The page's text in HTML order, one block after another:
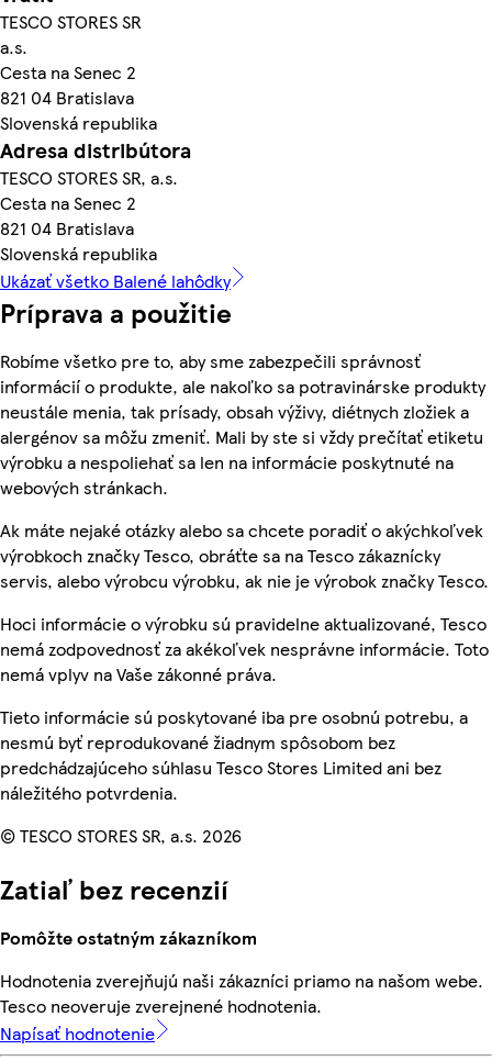
TESCO STORES SR
a.s.
Cesta na Senec 2
821 04 Bratislava
Slovenská republika
Adresa distribútora
TESCO STORES SR, a.s.
Cesta na Senec 2
821 04 Bratislava
Slovenská republika
Ukázať všetko Balené lahôdky
Príprava a použitie
Robíme všetko pre to, aby sme zabezpečili správnosť
informácií o produkte, ale nakoľko sa potravinárske produkty
neustále menia, tak prísady, obsah výživy, diétnych zložiek a
alergénov sa môžu zmeniť. Mali by ste si vždy prečítať etiketu
výrobku a nespoliehať sa len na informácie poskytnuté na
webových stránkach.
Ak máte nejaké otázky alebo sa chcete poradiť o akýchkoľvek
výrobkoch značky Tesco, obráťte sa na Tesco zákaznícky
servis, alebo výrobcu výrobku, ak nie je výrobok značky Tesco.
Hoci informácie o výrobku sú pravidelne aktualizované, Tesco
nemá zodpovednosť za akékoľvek nesprávne informácie. Toto
nemá vplyv na Vaše zákonné práva.
Tieto informácie sú poskytované iba pre osobnú potrebu, a
nesmú byť reprodukované žiadnym spôsobom bez
predchádzajúceho súhlasu Tesco Stores Limited ani bez
náležitého potvrdenia.
© TESCO STORES SR, a.s. 2026
Zatiaľ bez recenzií
Pomôžte ostatným zákazníkom
Hodnotenia zverejňujú naši zákazníci priamo na našom webe.
Tesco neoveruje zverejnené hodnotenia.
Napísať hodnotenie